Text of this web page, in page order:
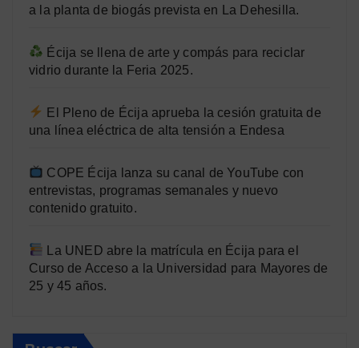
a la planta de biogás prevista en La Dehesilla.
Écija se llena de arte y compás para reciclar
vidrio durante la Feria 2025.
El Pleno de Écija aprueba la cesión gratuita de
una línea eléctrica de alta tensión a Endesa
COPE Écija lanza su canal de YouTube con
entrevistas, programas semanales y nuevo
contenido gratuito.
La UNED abre la matrícula en Écija para el
Curso de Acceso a la Universidad para Mayores de
25 y 45 años.